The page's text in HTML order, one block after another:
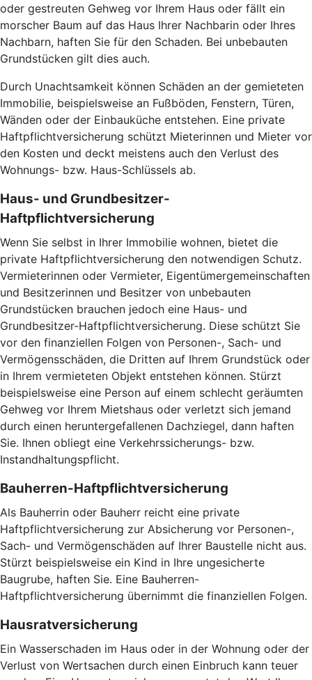
oder gestreuten Gehweg vor Ihrem Haus oder fällt ein
morscher Baum auf das Haus Ihrer Nachbarin oder Ihres
Nachbarn, haften Sie für den Schaden. Bei unbebauten
Grundstücken gilt dies auch.
Durch Unachtsamkeit können Schäden an der gemieteten
Immobilie, beispielsweise an Fußböden, Fenstern, Türen,
Wänden oder der Einbauküche entstehen. Eine private
Haftpflichtversicherung schützt Mieterinnen und Mieter vor
den Kosten und deckt meistens auch den Verlust des
Wohnungs- bzw. Haus-Schlüssels ab.
Haus- und Grundbesitzer-
Haftpflichtversicherung
Wenn Sie selbst in Ihrer Immobilie wohnen, bietet die
private Haftpflichtversicherung den notwendigen Schutz.
Vermieterinnen oder Vermieter, Eigentümergemeinschaften
und Besitzerinnen und Besitzer von unbebauten
Grundstücken brauchen jedoch eine Haus- und
Grundbesitzer-Haftpflichtversicherung. Diese schützt Sie
vor den finanziellen Folgen von Personen-, Sach- und
Vermögensschäden, die Dritten auf Ihrem Grundstück oder
in Ihrem vermieteten Objekt entstehen können. Stürzt
beispielsweise eine Person auf einem schlecht geräumten
Gehweg vor Ihrem Mietshaus oder verletzt sich jemand
durch einen heruntergefallenen Dachziegel, dann haften
Sie. Ihnen obliegt eine Verkehrssicherungs- bzw.
Instandhaltungspflicht.
Bauherren-Haftpflichtversicherung
Als Bauherrin oder Bauherr reicht eine private
Haftpflichtversicherung zur Absicherung vor Personen-,
Sach- und Vermögenschäden auf Ihrer Baustelle nicht aus.
Stürzt beispielsweise ein Kind in Ihre ungesicherte
Baugrube, haften Sie. Eine Bauherren-
Haftpflichtversicherung übernimmt die finanziellen Folgen.
Hausratversicherung
Ein Wasserschaden im Haus oder in der Wohnung oder der
Verlust von Wertsachen durch einen Einbruch kann teuer